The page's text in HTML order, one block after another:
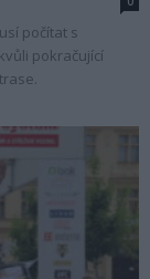
počítat s
pokračující